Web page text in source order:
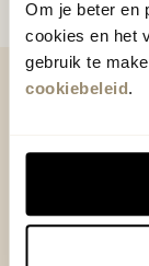
Om je beter en
cookies en het
gebruik te
cookiebeleid.
Contact